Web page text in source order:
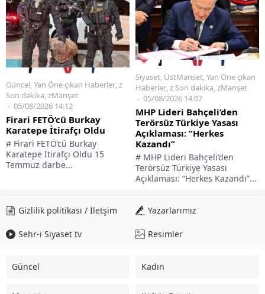
Güncel,Yan Öne çıkan Haberler,z
Son dakika,zManşet
05/08/2026 14:12
Firari FETÖ’cü Burkay
Karatepe İtirafçı Oldu
# Firari FETÖ’cü Burkay
Karatepe İtirafçı Oldu 15
Temmuz darbe...
Siyaset, ÜstManset,Yan Öne çıkan
Haberler,z Son dakika,zManşet
05/08/2026 14:07
MHP Lideri Bahçeli’den
Terörsüz Türkiye Yasası
Açıklaması: “Herkes
Kazandı”
# MHP Lideri Bahçeli’den
Terörsüz Türkiye Yasası
Açıklaması: “Herkes Kazandı”...
Gizlilik politikası / İletşim Yazarlarımız
Sehr-i Siyaset tv Resimler
Güncel Kadın